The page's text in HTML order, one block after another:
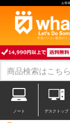
お客
中古パソコン販売のワ
ノート デスクトップ